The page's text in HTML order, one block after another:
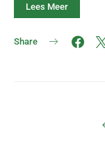
Lees Meer
Share